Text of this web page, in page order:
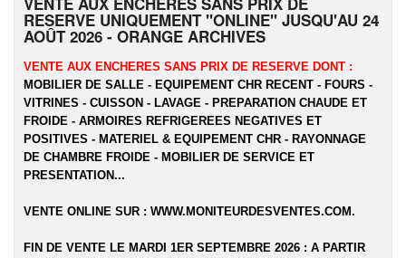
RESERVE UNIQUEMENT "ONLINE" JUSQU'AU 24
AOÛT 2026 - ORANGE ARCHIVES
VENTE AUX ENCHERES SANS PRIX DE RESERVE DONT :
MOBILIER DE SALLE - EQUIPEMENT CHR RECENT - FOURS -
VITRINES - CUISSON - LAVAGE - PREPARATION CHAUDE ET
FROIDE - ARMOIRES REFRIGEREES NEGATIVES ET
POSITIVES - MATERIEL & EQUIPEMENT CHR - RAYONNAGE
DE CHAMBRE FROIDE - MOBILIER DE SERVICE ET
PRESENTATION...
VENTE ONLINE SUR : WWW.MONITEURDESVENTES.COM.
FIN DE VENTE LE MARDI 1ER SEPTEMBRE 2026 : A PARTIR